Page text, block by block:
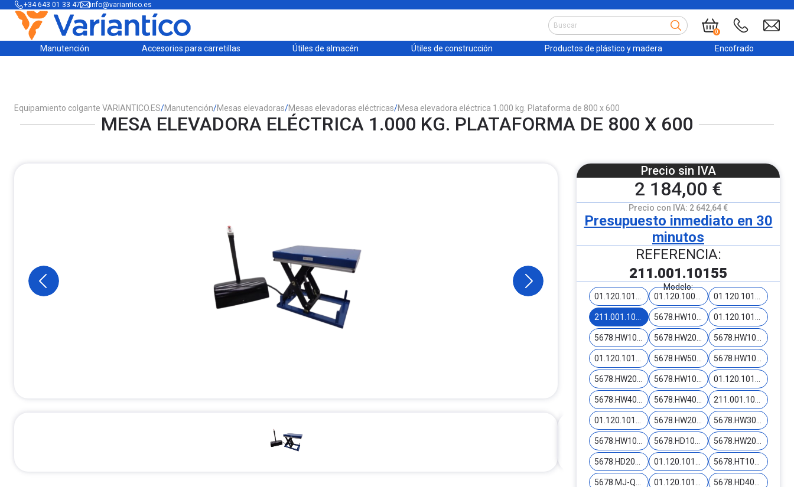
+34 643 01 33 47 info@variantico.es
0
Manutención Accesorios para carretillas Útiles de almacén Útiles de construcción Productos de plástico y madera Encofrado
Equipamiento colgante VARIANTICO.ES/Manutención/Mesas elevadoras/Mesas elevadoras eléctricas/Mesa elevadora eléctrica 1.000 kg. Plataforma de 800 x 600
MESA ELEVADORA ELÉCTRICA 1.000 KG. PLATAFORMA DE 800 X 600
Precio sin IVA
2 184,00 €
Precio con IVA: 2 642,64 €
Presupuesto inmediato en 30
minutos
REFERENCIA:
211.001.10155
Modelo: